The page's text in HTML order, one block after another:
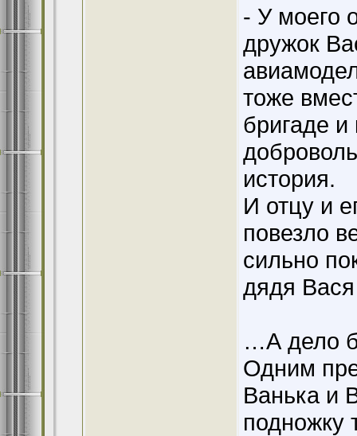
- У моего
дружок
тоже
бригаде
история.
И отцу и
повезло
сильно
дядя
…А дело
Одним
Ванька и
подножку